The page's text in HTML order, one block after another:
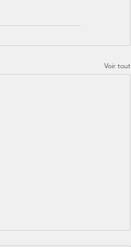
Voir tout